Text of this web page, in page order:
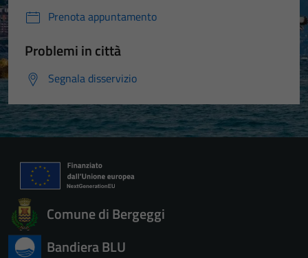
Prenota appuntamento
Problemi in città
Segnala disservizio
Comune di Bergeggi
Bandiera BLU